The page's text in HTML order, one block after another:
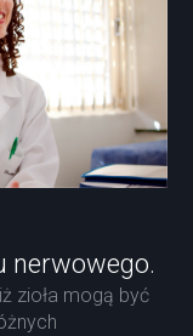
nerwowego.
zioła mogą być